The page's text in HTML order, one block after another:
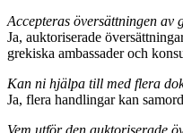
Accepteras översättningen av
Ja, auktoriserade
grekiska ambassader och
Kan ni hjälpa till med flera
Ja, flera handlingar kan